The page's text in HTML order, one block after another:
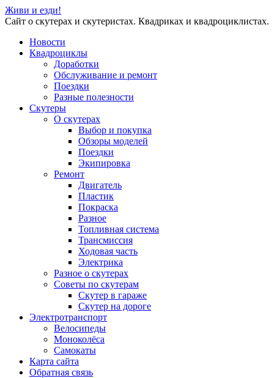
Живи и езди!
Сайт о скутерах и скутеристах. Квадриках и квадроциклистах.
Новости
Квадроциклы
Доработки
Обслуживание и ремонт
Поездки
Разные полезности
Скутеры
О скутерах
Выбор и покупка
Обзоры моделей
Поездки
Экипировка
Ремонт
Двигатель
Пластик
Покраска
Разное
Топливная система
Трансмиссия
Ходовая часть
Электрика
Разное о скутерах
Советы по скутерам
Скутер в гараже
Скутер на дороге
Электротранспорт
Велосипеды
Моноколёса
Самокаты
Карта сайта
Обратная связь